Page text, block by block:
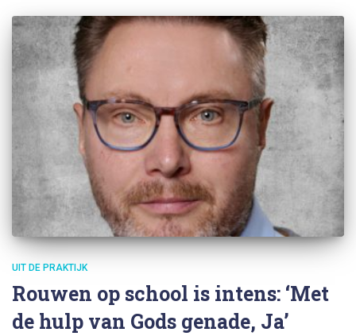
UIT DE PRAKTIJK
Rouwen op school is intens: ‘Met
de hulp van Gods genade, Ja’